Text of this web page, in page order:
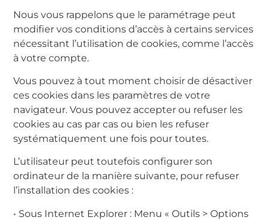
Nous vous rappelons que le paramétrage peut
modifier vos conditions d’accès à certains services
nécessitant l’utilisation de cookies, comme l’accès
à votre compte.
Vous pouvez à tout moment choisir de désactiver
ces cookies dans les paramètres de votre
navigateur. Vous pouvez accepter ou refuser les
cookies au cas par cas ou bien les refuser
systématiquement une fois pour toutes.
L’utilisateur peut toutefois configurer son
ordinateur de la manière suivante, pour refuser
l’installation des cookies :
• Sous Internet Explorer : Menu « Outils > Options